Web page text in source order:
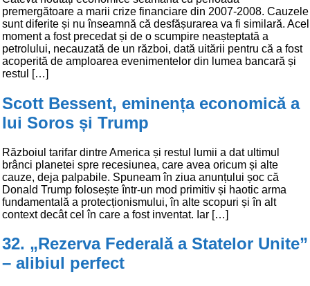
premergătoare a marii crize financiare din 2007-2008. Cauzele
sunt diferite și nu înseamnă că desfășurarea va fi similară. Acel
moment a fost precedat și de o scumpire neașteptată a
petrolului, necauzată de un război, dată uitării pentru că a fost
acoperită de amploarea evenimentelor din lumea bancară și
restul […]
Scott Bessent, eminența economică a
lui Soros și Trump
Războiul tarifar dintre America și restul lumii a dat ultimul
brânci planetei spre recesiunea, care avea oricum și alte
cauze, deja palpabile. Spuneam în ziua anunțului șoc că
Donald Trump folosește într-un mod primitiv și haotic arma
fundamentală a protecționismului, în alte scopuri și în alt
context decât cel în care a fost inventat. Iar […]
32. „Rezerva Federală a Statelor Unite”
– alibiul perfect